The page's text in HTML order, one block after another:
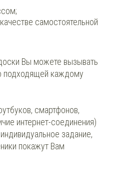
самостоятельной
Вы можете вызывать
подходящей каждому
смартфонов,
интернет-соединения)
задание,
покажут Вам